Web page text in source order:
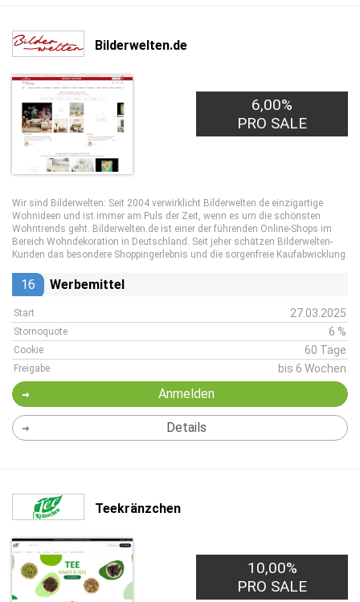
Bilderwelten.de
6,00%
PRO SALE
Wir sind Bilderwelten: Seit 2004 verwirklicht Bilderwelten.de einzigartige
Wohnideen und ist immer am Puls der Zeit, wenn es um die schönsten
Wohntrends geht. Bilderwelten.de ist einer der führenden Online-Shops im
Bereich Wohndekoration in Deutschland. Seit jeher schätzen Bilderwelten-
Kunden das besondere Shoppingerlebnis und die sorgenfreie Kaufabwicklung.
16 Werbemittel
Start 27.03.2025
Stornoquote 6 %
Cookie 60 Tage
Freigabe bis 6 Wochen
Anmelden
Details
Teekränzchen
10,00%
PRO SALE